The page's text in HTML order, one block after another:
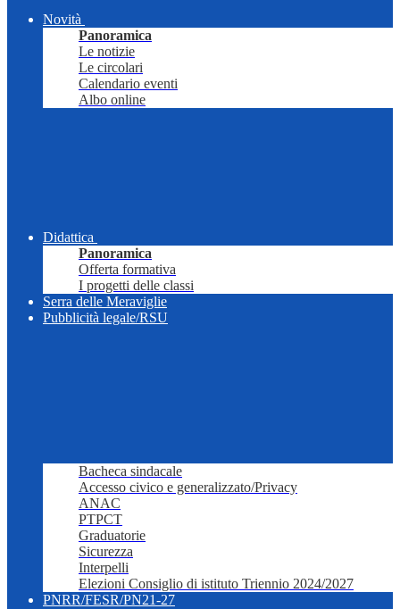
Novità
Panoramica
Le notizie
Le circolari
Calendario eventi
Albo online
Didattica
Panoramica
Offerta formativa
I progetti delle classi
Serra delle Meraviglie
Pubblicità legale/RSU
Bacheca sindacale
Accesso civico e generalizzato/Privacy
ANAC
PTPCT
Graduatorie
Sicurezza
Interpelli
Elezioni Consiglio di istituto Triennio 2024/2027
PNRR/FESR/PN21-27